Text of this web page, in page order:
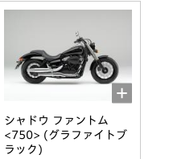
シャドウ ファントム
<750> (グラファイトブ
ラック)